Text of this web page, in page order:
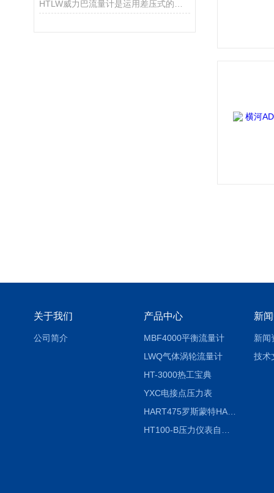
关于我们
公司简介
产品中心
MBF4000平衡流量计
LWQ气体涡轮流量计
HT-3000热工宝典
YXC电接点压力表
HART475罗斯蒙特HART475手操器
新
新闻
技术